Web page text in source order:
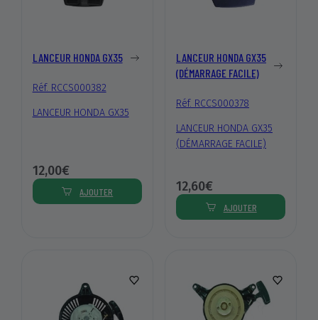
LANCEUR HONDA GX35
Réf. RCCS000382
LANCEUR HONDA GX35
12,00€
AJOUTER
LANCEUR HONDA GX35
(DÉMARRAGE FACILE)
Réf. RCCS000378
LANCEUR HONDA GX35
(DÉMARRAGE FACILE)
12,60€
AJOUTER